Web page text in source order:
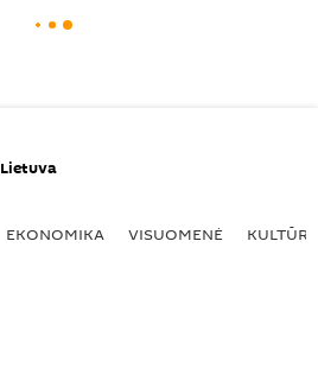
Lietuva
EKONOMIKA VISUOMENĖ KULTŪRA